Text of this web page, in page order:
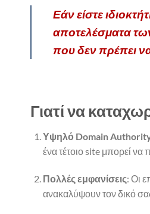
Εάν είστε
αποτελέσματα
που δεν πρέπει
Γιατί να
Υψηλό Domain
ένα τέτοιο site μπορεί να
Πολλές εμφανίσεις: Οι
ανακαλύψουν τον δικό